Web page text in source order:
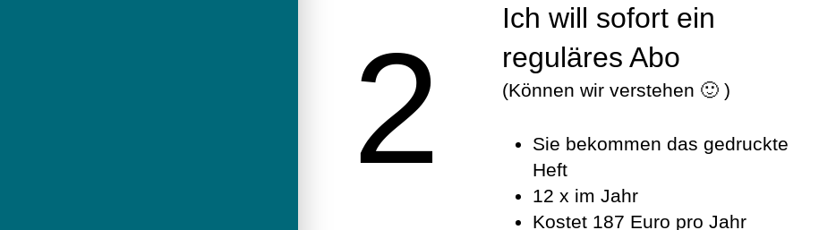
2
Ich will sofort ein
reguläres Abo
(Können wir verstehen 🙂 )
Sie bekommen das gedruckte
Heft
12 x im Jahr
Kostet 187 Euro pro Jahr